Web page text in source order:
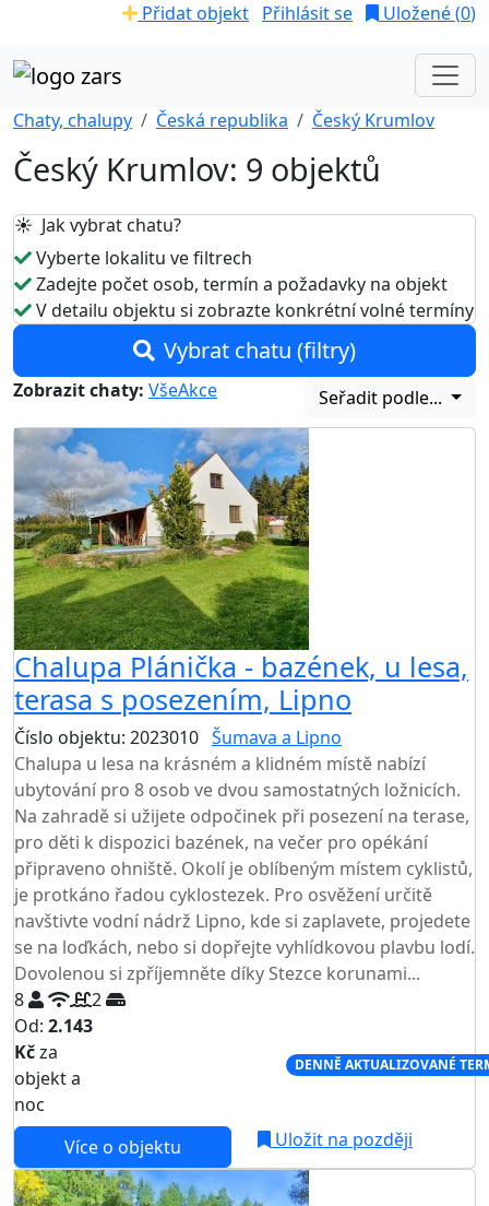
Přidat objekt Přihlásit se Uložené (0)
Chaty, chalupy Česká republika Český Krumlov
Český Krumlov: 9 objektů
☀️ Jak vybrat chatu?
Vyberte lokalitu ve filtrech
Zadejte počet osob, termín a požadavky na objekt
V detailu objektu si zobrazte konkrétní volné termíny
Vybrat chatu (filtry)
Zobrazit chaty: VšeAkce Seřadit podle...
Chalupa Plánička - bazének, u lesa,
terasa s posezením, Lipno
Číslo objektu: 2023010 Šumava a Lipno
Chalupa u lesa na krásném a klidném místě nabízí
ubytování pro 8 osob ve dvou samostatných ložnicích.
Na zahradě si užijete odpočinek při posezení na terase,
pro děti k dispozici bazének, na večer pro opékání
připraveno ohniště. Okolí je oblíbeným místem cyklistů,
je protkáno řadou cyklostezek. Pro osvěžení určitě
navštivte vodní nádrž Lipno, kde si zaplavete, projedete
se na loďkách, nebo si dopřejte vyhlídkovou plavbu lodí.
Dovolenou si zpříjemněte díky Stezce korunami...
8
2
Od: 2.143
Kčza
objekt a
noc
DENNĚ AKTUALIZOVANÉ
Více o objektu Uložit na později